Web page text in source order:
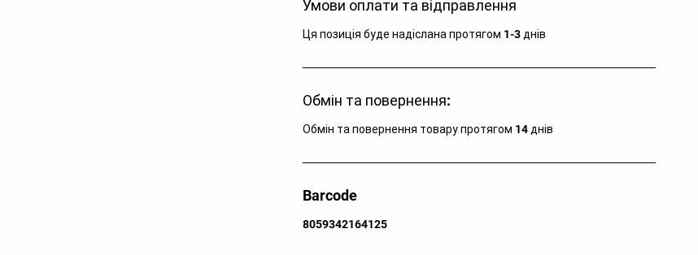
Артикул моделі:32D8147P
Розділ:Одяг
Колір:Bianco, B, Blue
Склад:
Країна: Бангладеш
Різновид:короткий рукав
Умови оплати та відправлення
Ця позиція буде надіслана протягом 1-3 днів
Обмін та повернення:
Обмін та повернення товару протягом 14 днів
Barcode
8059342164125